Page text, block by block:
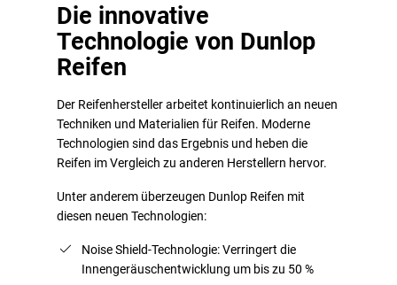
Die innovative
Technologie von Dunlop
Reifen
Der Reifenhersteller arbeitet kontinuierlich an neuen
Techniken und Materialien für Reifen. Moderne
Technologien sind das Ergebnis und heben die
Reifen im Vergleich zu anderen Herstellern hervor.
Unter anderem überzeugen Dunlop Reifen mit
diesen neuen Technologien:
Noise Shield-Technologie: Verringert die
Innengeräuschentwicklung um bis zu 50 %